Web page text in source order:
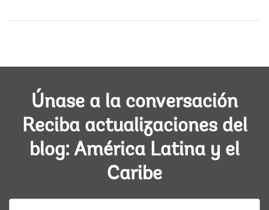
Únase a la conversación
Reciba actualizaciones del
blog: América Latina y el
Caribe